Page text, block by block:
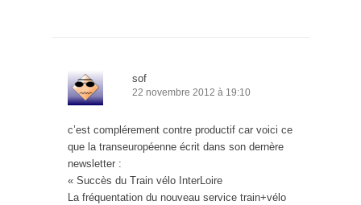
sof
22 novembre 2012 à 19:10
c’est complérement contre productif car voici ce
que la transeuropéenne écrit dans son dernère
newsletter :
« Succès du Train vélo InterLoire
La fréquentation du nouveau service train+vélo